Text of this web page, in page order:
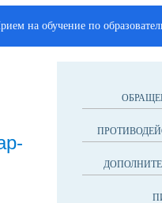
на обучение по